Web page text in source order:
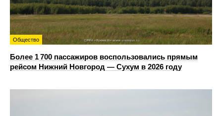
Общество
Более 1 700 пассажиров воспользовались прямым
рейсом Нижний Новгород — Сухум в 2026 году